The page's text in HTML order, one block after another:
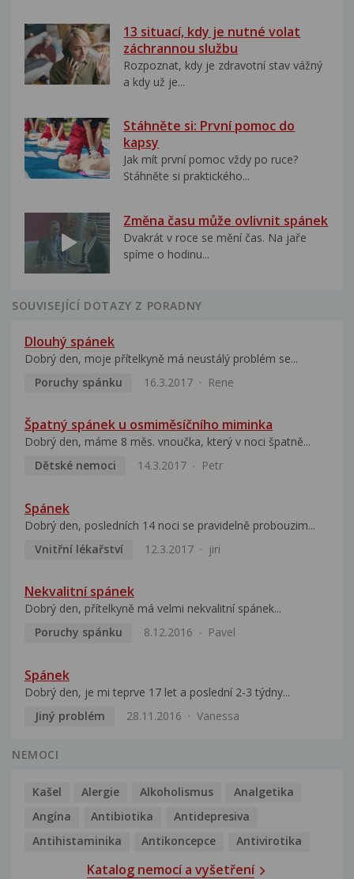
13 situací, kdy je nutné volat
záchrannou službu
Rozpoznat, kdy je zdravotní stav vážný
a kdy už je...
Stáhněte si: První pomoc do
kapsy
Jak mít první pomoc vždy po ruce?
Stáhněte si praktického...
Změna času může ovlivnit spánek
Dvakrát v roce se mění čas. Na jaře
spíme o hodinu...
SOUVISEJÍCÍ DOTAZY Z PORADNY
Dlouhý spánek
Dobrý den, moje přítelkyně má neustálý problém se...
Poruchy spánku
16.3.2017 Rene
Špatný spánek u osmiměsíčního miminka
Dobrý den, máme 8 měs. vnoučka, který v noci špatně...
Dětské nemoci
14.3.2017 Petr
Spánek
Dobrý den, posledních 14 noci se pravidelně probouzim...
Vnitřní lékařství
12.3.2017 jiri
Nekvalitní spánek
Dobrý den, přítelkyně má velmi nekvalitní spánek...
Poruchy spánku
8.12.2016 Pavel
Spánek
Dobrý den, je mi teprve 17 let a poslední 2-3 týdny...
Jiný problém
28.11.2016 Vanessa
NEMOCI
Kašel Alergie Alkoholismus
Analgetika
Angína
Antibiotika
Antidepresiva
Antihistaminika
Antikoncepce Antivirotika
Katalog nemocí a vyšetření